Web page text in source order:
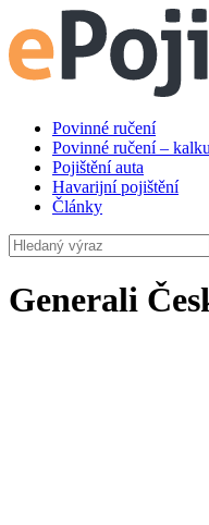
Povinné ručení
Povinné ručení –
Pojištění auta
Havarijní pojištění
Články
Generali